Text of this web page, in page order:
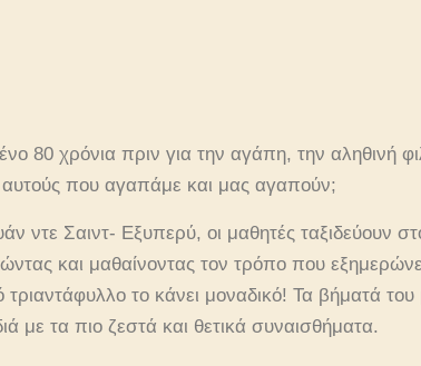
80 χρόνια πριν για την αγάπη, την αληθινή
που αγαπάμε και μας αγαπούν;
ντε Σαιντ- Εξυπερύ, οι μαθητές ταξιδεύουν
και μαθαίνοντας τον τρόπο που
το κάνει μοναδικό! Τα βήματά
με τα πιο ζεστά και θετικά συναισθήματα.